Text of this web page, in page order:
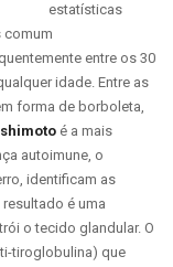
estatísticas
comum
entre os 30
idade. Entre as
forma de borboleta,
é a mais
autoimune, o
identificam as
é uma
o tecido glandular. O
tiroglobulina) que